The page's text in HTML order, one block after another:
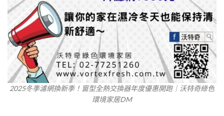
2025冬季濾網換新季！窗型全熱交換器年度優惠開跑｜沃特奇綠色
環境家居DM